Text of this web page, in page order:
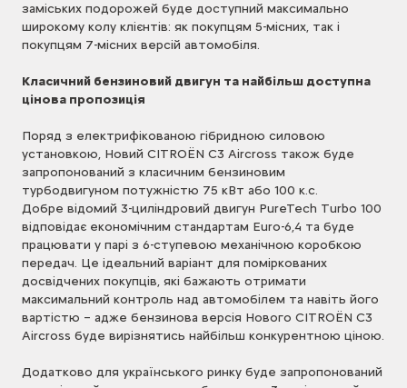
заміських подорожей буде доступний максимально
широкому колу клієнтів: як покупцям 5-місних, так і
покупцям 7-місних версій автомобіля.
Класичний бензиновий двигун та найбільш доступна
цінова пропозиція
Поряд з електрифікованою гібридною силовою
установкою, Новий CITROЁN C3 Aircross також буде
запропонований з класичним бензиновим
турбодвигуном потужністю 75 кВт або 100 к.с.
Добре відомий 3-циліндровий двигун PureTech Turbo 100
відповідає економічним стандартам Euro-6,4 та буде
працювати у парі з 6-ступевою механічною коробкою
передач. Це ідеальний варіант для поміркованих
досвідчених покупців, які бажають отримати
максимальний контроль над автомобілем та навіть його
вартістю – адже бензинова версія Нового CITROЁN C3
Aircross буде вирізнятись найбільш конкурентною ціною.
Додатково для українського ринку буде запропонований